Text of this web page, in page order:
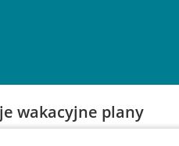
wakacyjne plany